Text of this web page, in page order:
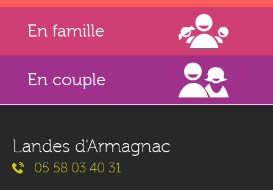
En famille
En couple
Landes d'Armagnac
05 58 03 40 31